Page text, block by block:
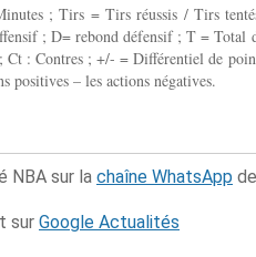
; Tirs = Tirs réussis / Tirs
; D= rebond défensif ; T = Total
Ct : Contres ; +/- = Différentiel de
positives – les actions négatives.
NBA sur la chaîne WhatsApp
sur Google Actualités